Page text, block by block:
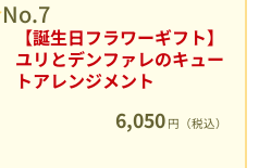
No.7
【誕生日フラワーギフト】
ユリとデンファレのキュー
トアレンジメント
6,050 円（税込）